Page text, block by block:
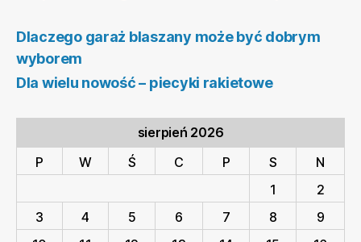
Dlaczego garaż blaszany może być dobrym
wyborem
Dla wielu nowość – piecyki rakietowe
sierpień 2026
P
W Ś C P S
N
1
2
3
4 5 6 7 8
9